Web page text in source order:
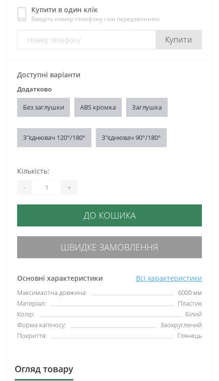
Купити в один клік
Введіть номер телефону і ми передзвонимо
Купити
Основні характеристики Всі характеристики
Максимаотна довжина:
6000 мм
Матеріал:
Пластик
Колір:
Білий
Форма капіносу:
Заокруглений
Покриття:
Глянець
Доступні варіанти
Додатково
Без заглушки ABS кромка Заглушка
З"єднювач 120°/180° З"єднювач 90°/180°
Кількість:
- +
ДО КОШИКА
ШВИДКЕ ЗАМОВЛЕННЯ
Огляд товару